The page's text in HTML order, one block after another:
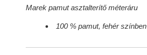
Marek pamut asztalterítő méteráru
100 % pamut, fehér színben